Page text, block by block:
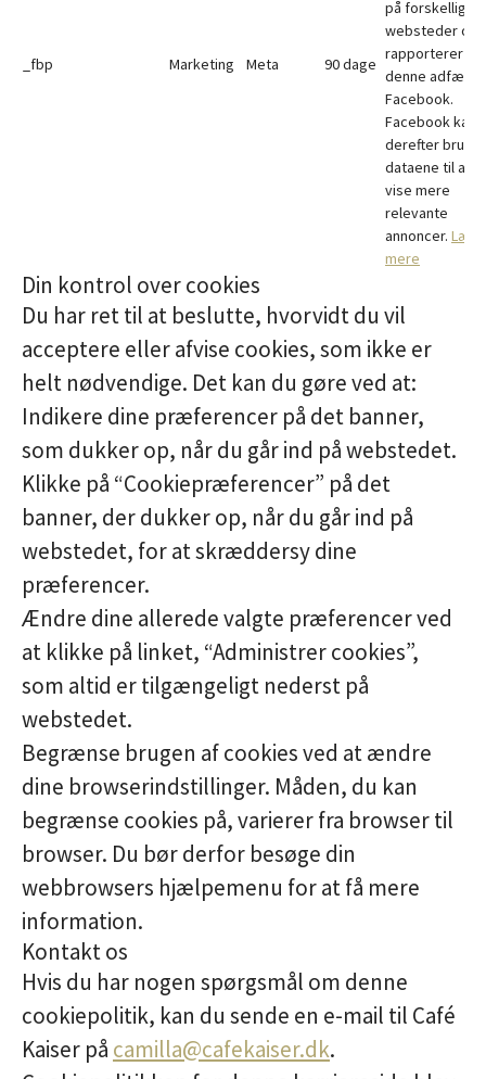
_fbp Marketing Meta 90 dage
på forskellige
websteder og
rapporterer
denne adfærd
Facebook.
Facebook kan
derefter bruge
dataene til at
vise mere
relevante
annoncer. Læs
mere
Din kontrol over cookies
Du har ret til at beslutte, hvorvidt du vil
acceptere eller afvise cookies, som ikke er
helt nødvendige. Det kan du gøre ved at:
Indikere dine præferencer på det banner,
som dukker op, når du går ind på webstedet.
Klikke på “Cookiepræferencer” på det
banner, der dukker op, når du går ind på
webstedet, for at skræddersy dine
præferencer.
Ændre dine allerede valgte præferencer ved
at klikke på linket, “Administrer cookies”,
som altid er tilgængeligt nederst på
webstedet.
Begrænse brugen af cookies ved at ændre
dine browserindstillinger. Måden, du kan
begrænse cookies på, varierer fra browser til
browser. Du bør derfor besøge din
webbrowsers hjælpemenu for at få mere
information.
Kontakt os
Hvis du har nogen spørgsmål om denne
cookiepolitik, kan du sende en e-mail til Café
Kaiser på camilla@cafekaiser.dk.